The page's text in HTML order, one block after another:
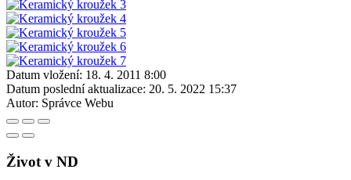
Datum vložení: 18. 4. 2011 8:00
Datum poslední aktualizace: 20. 5. 2022 15:37
Autor: Správce Webu
Život v ND